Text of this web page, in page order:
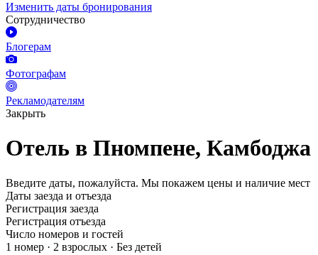
Изменить даты бронирования
Сотрудничество
Блогерам
Фотографам
Рекламодателям
Закрыть
Отель в Пномпене, Камбоджа
Введите даты, пожалуйста. Мы покажем цены и наличие мест
Даты заезда и отъезда
Регистрация заезда
Регистрация отъезда
Число номеров и гостей
1 номер · 2 взрослых · Без детей